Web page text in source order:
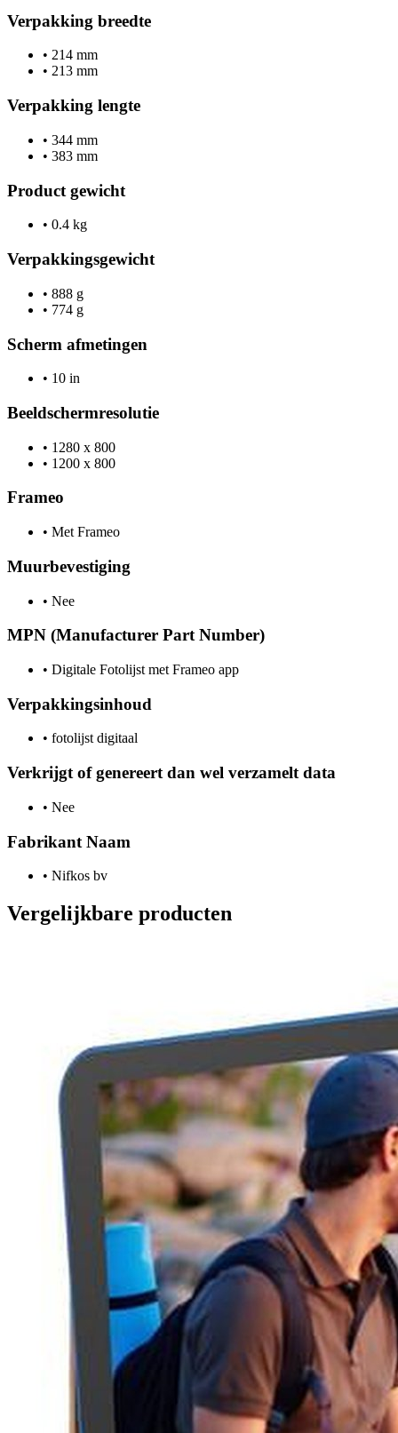
Verpakking breedte
• 214 mm
• 213 mm
Verpakking lengte
• 344 mm
• 383 mm
Product gewicht
• 0.4 kg
Verpakkingsgewicht
• 888 g
• 774 g
Scherm afmetingen
• 10 in
Beeldschermresolutie
• 1280 x 800
• 1200 x 800
Frameo
• Met Frameo
Muurbevestiging
• Nee
MPN (Manufacturer Part Number)
• Digitale Fotolijst met Frameo app
Verpakkingsinhoud
• fotolijst digitaal
Verkrijgt of genereert dan wel verzamelt data
• Nee
Fabrikant Naam
• Nifkos bv
Vergelijkbare producten